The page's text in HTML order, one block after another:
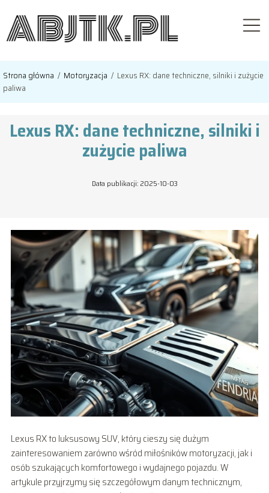
Strona główna / Motoryzacja / Lexus RX: dane techniczne, silniki i zużycie
paliwa
Lexus RX: dane techniczne, silniki i
zużycie paliwa
Data publikacji: 2025-10-03
Lexus RX to luksusowy SUV, który cieszy się dużym
zainteresowaniem zarówno wśród miłośników motoryzacji, jak i
osób szukających komfortowego i wydajnego pojazdu. W
artykule przyjrzymy się szczegółowym danym technicznym,